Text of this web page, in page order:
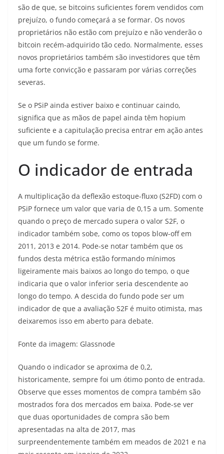
são de que, se bitcoins suficientes forem vendidos com
prejuízo, o fundo começará a se formar. Os novos
proprietários não estão com prejuízo e não venderão o
bitcoin recém-adquirido tão cedo. Normalmente, esses
novos proprietários também são investidores que têm
uma forte convicção e passaram por várias correções
severas.
Se o PSiP ainda estiver baixo e continuar caindo,
significa que as mãos de papel ainda têm hopium
suficiente e a capitulação precisa entrar em ação antes
que um fundo se forme.
O indicador de entrada
A multiplicação da deflexão estoque-fluxo (S2FD) com o
PSiP fornece um valor que varia de 0,15 a um. Somente
quando o preço de mercado supera o valor S2F, o
indicador também sobe, como os topos blow-off em
2011, 2013 e 2014. Pode-se notar também que os
fundos desta métrica estão formando mínimos
ligeiramente mais baixos ao longo do tempo, o que
indicaria que o valor inferior seria descendente ao
longo do tempo. A descida do fundo pode ser um
indicador de que a avaliação S2F é muito otimista, mas
deixaremos isso em aberto para debate.
Fonte da imagem: Glassnode
Quando o indicador se aproxima de 0,2,
historicamente, sempre foi um ótimo ponto de entrada.
Observe que esses momentos de compra também são
mostrados fora dos mercados em baixa. Pode-se ver
que duas oportunidades de compra são bem
apresentadas na alta de 2017, mas
surpreendentemente também em meados de 2021 e na